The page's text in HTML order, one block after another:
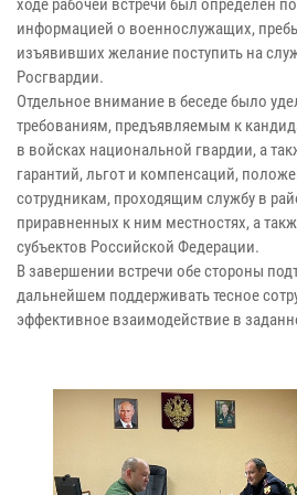
ходе рабочей встречи был определен
информацией о военнослужащих,
изъявивших желание поступить на
Росгвардии.
Отдельное внимание в беседе было
требованиям, предъявляемым к
в войсках национальной гвардии, а
гарантий, льгот и компенсаций,
сотрудникам, проходящим службу в
приравненных к ним местностях, а
субъектов Российской Федерации.
В завершении встречи обе стороны
дальнейшем поддерживать тесное
эффективное взаимодействие в